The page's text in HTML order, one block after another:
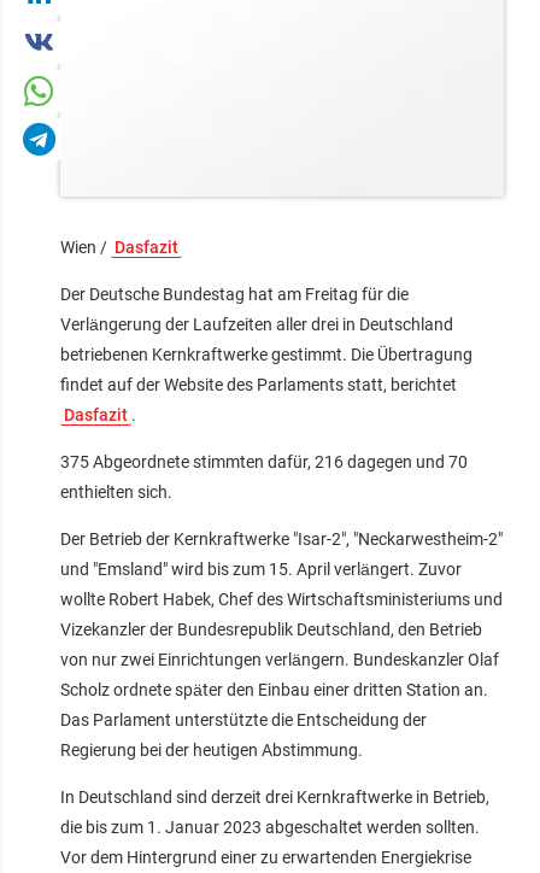
Wien / Dasfazit
Der Deutsche Bundestag hat am Freitag für die
Verlängerung der Laufzeiten aller drei in Deutschland
betriebenen Kernkraftwerke gestimmt. Die Übertragung
findet auf der Website des Parlaments statt, berichtet
Dasfazit .
375 Abgeordnete stimmten dafür, 216 dagegen und 70
enthielten sich.
Der Betrieb der Kernkraftwerke "Isar-2", "Neckarwestheim-2"
und "Emsland" wird bis zum 15. April verlängert. Zuvor
wollte Robert Habek, Chef des Wirtschaftsministeriums und
Vizekanzler der Bundesrepublik Deutschland, den Betrieb
von nur zwei Einrichtungen verlängern. Bundeskanzler Olaf
Scholz ordnete später den Einbau einer dritten Station an.
Das Parlament unterstützte die Entscheidung der
Regierung bei der heutigen Abstimmung.
In Deutschland sind derzeit drei Kernkraftwerke in Betrieb,
die bis zum 1. Januar 2023 abgeschaltet werden sollten.
Vor dem Hintergrund einer zu erwartenden Energiekrise